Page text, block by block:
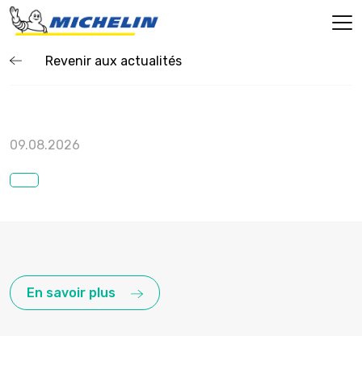
Revenir aux actualités
09.08.2026
En savoir plus